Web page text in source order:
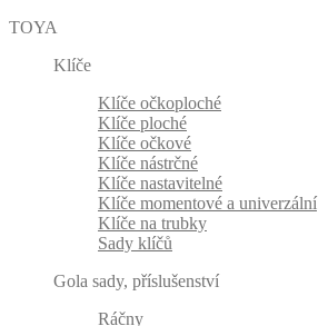
TOYA
Klíče
Klíče očkoploché
Klíče ploché
Klíče očkové
Klíče nástrčné
Klíče nastavitelné
Klíče momentové a univerzální
Klíče na trubky
Sady klíčů
Gola sady, příslušenství
Ráčny